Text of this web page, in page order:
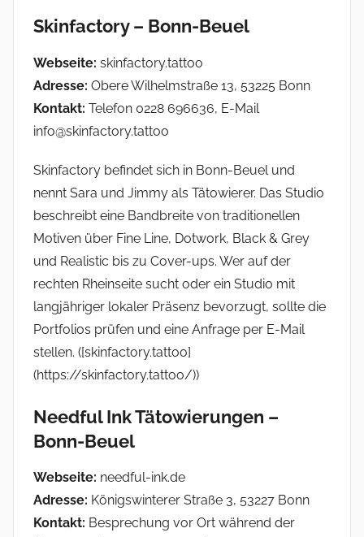
Skinfactory – Bonn-Beuel
Webseite: skinfactory.tattoo
Adresse: Obere Wilhelmstraße 13, 53225 Bonn
Kontakt: Telefon 0228 696636, E-Mail
info@skinfactory.tattoo
Skinfactory befindet sich in Bonn-Beuel und
nennt Sara und Jimmy als Tätowierer. Das Studio
beschreibt eine Bandbreite von traditionellen
Motiven über Fine Line, Dotwork, Black & Grey
und Realistic bis zu Cover-ups. Wer auf der
rechten Rheinseite sucht oder ein Studio mit
langjähriger lokaler Präsenz bevorzugt, sollte die
Portfolios prüfen und eine Anfrage per E-Mail
stellen. ([skinfactory.tattoo]
(https://skinfactory.tattoo/))
Needful Ink Tätowierungen –
Bonn-Beuel
Webseite: needful-ink.de
Adresse: Königswinterer Straße 3, 53227 Bonn
Kontakt: Besprechung vor Ort während der